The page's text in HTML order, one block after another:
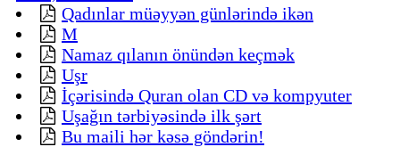
Qadınlar müəyyən günlərində ikən
M
Namaz qılanın önündən keçmək
Uşr
İçərisində Quran olan CD və kompyuter
Uşağın tərbiyəsində ilk şərt
Bu maili hər kəsə göndərin!